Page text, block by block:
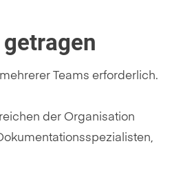
Teams erforderlich.
der Organisation